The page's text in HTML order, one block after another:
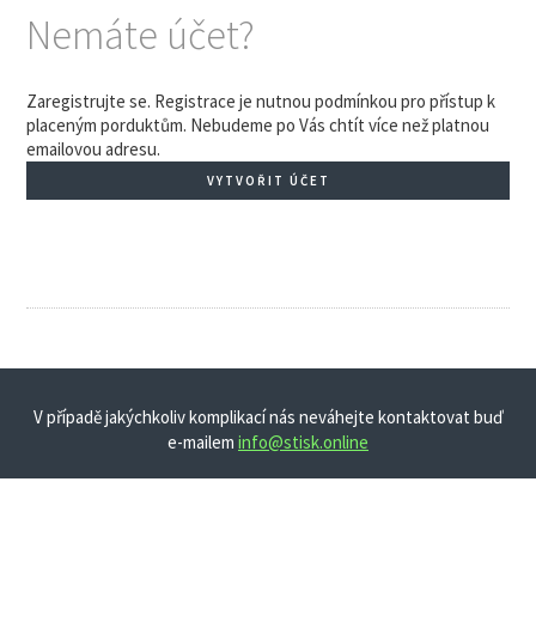
Nemáte účet?
Zaregistrujte se. Registrace je nutnou podmínkou pro přístup k
placeným porduktům. Nebudeme po Vás chtít více než platnou
emailovou adresu.
VYTVOŘIT ÚČET
V případě jakýchkoliv komplikací nás neváhejte kontaktovat buď
e-mailem info@stisk.online